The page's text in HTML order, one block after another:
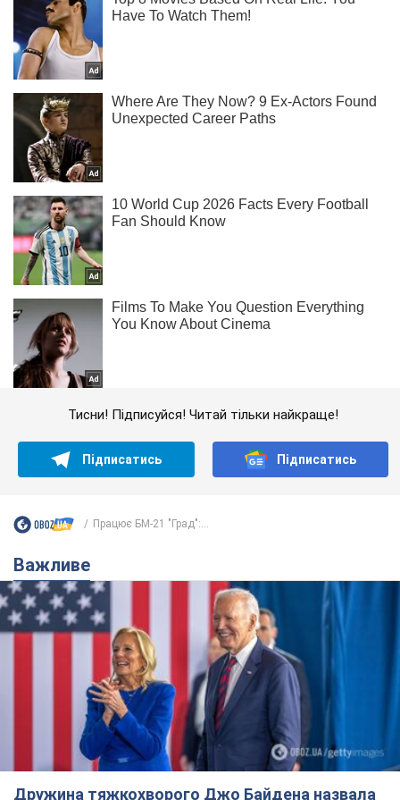
Тисни! Підписуйся! Читай тільки найкраще!
Підписатись Підписатись
Працює БМ-21 "Град":...
Важливе
Дружина тяжкохворого Джо Байдена назвала